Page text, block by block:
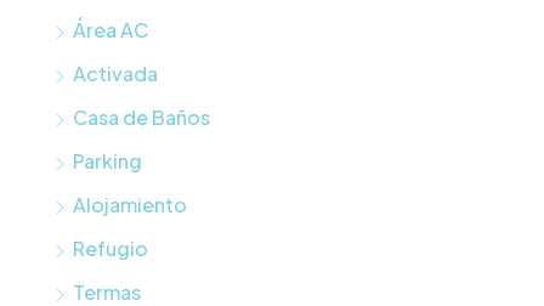
Área AC
Activada
Casa de Baños
Parking
Alojamiento
Refugio
Termas